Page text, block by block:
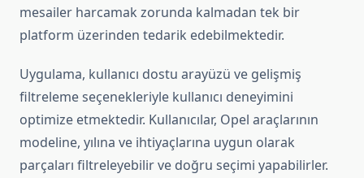
mesailer harcamak zorunda kalmadan tek bir
platform üzerinden tedarik edebilmektedir.
Uygulama, kullanıcı dostu arayüzü ve gelişmiş
filtreleme seçenekleriyle kullanıcı deneyimini
optimize etmektedir. Kullanıcılar, Opel araçlarının
modeline, yılına ve ihtiyaçlarına uygun olarak
parçaları filtreleyebilir ve doğru seçimi yapabilirler.